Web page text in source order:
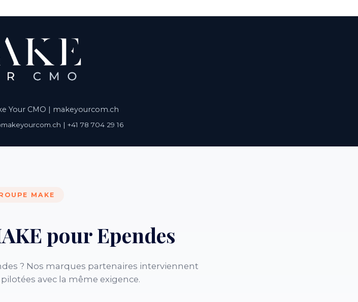
Your CMO | makeyourcom.ch
| +41 78 704 29 16
MAKE
pour Ependes
? Nos marques partenaires interviennent
avec la même exigence.